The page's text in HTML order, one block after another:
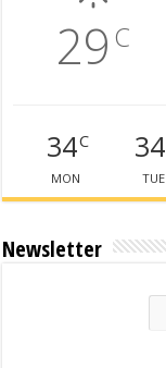
29 C
34C
MON
34
TUE
Newsletter